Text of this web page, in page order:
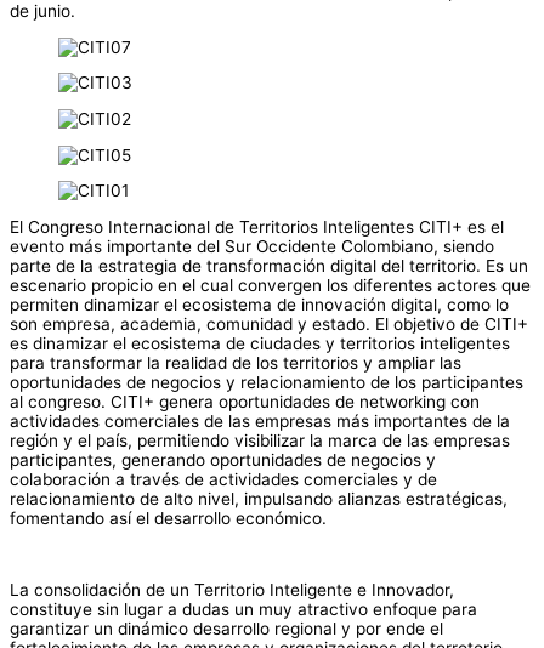
de junio.
El Congreso Internacional de Territorios Inteligentes CITI+ es el
evento más importante del Sur Occidente Colombiano, siendo
parte de la estrategia de transformación digital del territorio. Es un
escenario propicio en el cual convergen los diferentes actores que
permiten dinamizar el ecosistema de innovación digital, como lo
son empresa, academia, comunidad y estado. El objetivo de CITI+
es dinamizar el ecosistema de ciudades y territorios inteligentes
para transformar la realidad de los territorios y ampliar las
oportunidades de negocios y relacionamiento de los participantes
al congreso. CITI+ genera oportunidades de networking con
actividades comerciales de las empresas más importantes de la
región y el país, permitiendo visibilizar la marca de las empresas
participantes, generando oportunidades de negocios y
colaboración a través de actividades comerciales y de
relacionamiento de alto nivel, impulsando alianzas estratégicas,
fomentando así el desarrollo económico.
La consolidación de un Territorio Inteligente e Innovador,
constituye sin lugar a dudas un muy atractivo enfoque para
garantizar un dinámico desarrollo regional y por ende el